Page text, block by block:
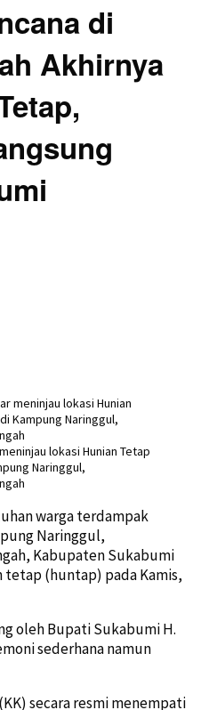
di
Akhirnya
lokasi Hunian Tetap
Naringgul,
warga terdampak
Naringgul,
Kabupaten Sukabumi
(huntap) pada Kamis,
oleh Bupati Sukabumi H.
sederhana namun
secara resmi menempati